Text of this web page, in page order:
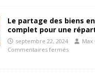
Le partage des biens
complet pour une
septembre 22, 2024
Commentaires fermés